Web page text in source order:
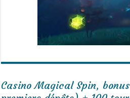
Casino Magical Spin,